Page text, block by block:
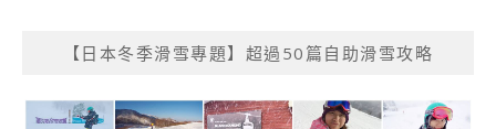
【日本冬季滑雪專題】超過50篇自助滑雪攻略